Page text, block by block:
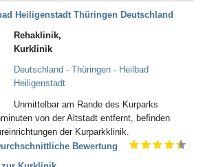
Heiligenstadt Thüringen Deutschland
Rehaklinik,
Kurklinik
Deutschland - Thüringen - Heilbad
Heiligenstadt
Unmittelbar am Rande des Kurparks
von der Altstadt entfernt, beﬁnden
der Kurparkklinik.
Bewertung